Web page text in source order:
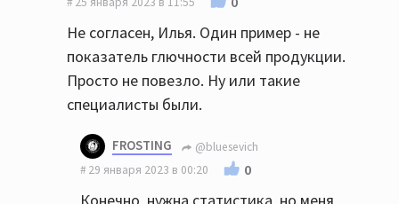
Не согласен, Илья. Один пример - не
показатель глючности всей продукции.
Просто не повезло. Ну или такие
специалисты были.
FROSTING
@bluesevich
29 января 2023 в 00:20
0